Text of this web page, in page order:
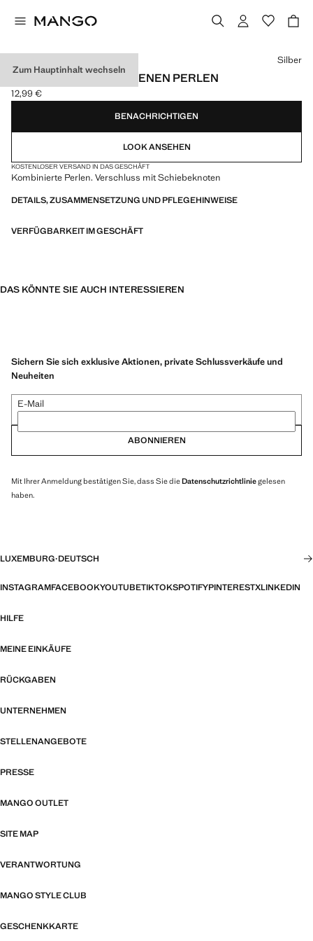
Zum Hauptinhalt wechseln
KETTE MIT VERSCHIEDENEN PERLEN
Aktueller Preis [12,99 € ]
12,99 €
Wählen Sie eine Farbe
Silber
BENACHRICHTIGEN
LOOK ANSEHEN
KOSTENLOSER VERSAND IN DAS GESCHÄFT
Kombinierte Perlen. Verschluss mit Schiebeknoten
DETAILS, ZUSAMMENSETZUNG UND PFLEGEHINWEISE
VERFÜGBARKEIT IM GESCHÄFT
DAS KÖNNTE SIE AUCH INTERESSIEREN
Sichern Sie sich exklusive Aktionen, private Schlussverkäufe und
Neuheiten
E-Mail
ABONNIEREN
Mit Ihrer Anmeldung bestätigen Sie, dass Sie dieDatenschutzrichtliniegelesen
haben.
LUXEMBURG·DEUTSCH
INSTAGRAMFACEBOOKYOUTUBETIKTOKSPOTIFYPINTERESTXLINKEDIN
HILFE
MEINE EINKÄUFE
RÜCKGABEN
UNTERNEHMEN
STELLENANGEBOTE
PRESSE
MANGO OUTLET
SITE MAP
VERANTWORTUNG
MANGO STYLE CLUB
GESCHENKKARTE